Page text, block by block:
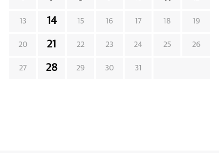
13 14 15 16 17 18 19
20 21 22 23 24 25 26
27 28 29 30 31